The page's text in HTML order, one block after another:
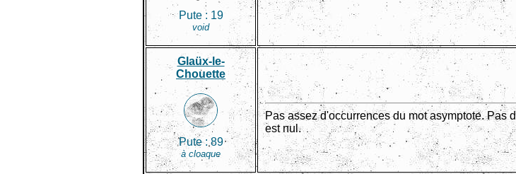
Pute : 19
void
Glaüx-le-
Chouette
Pute : 89
à cloaque
Pas assez d'occurrences du mot asymptote. Pas
est nul.